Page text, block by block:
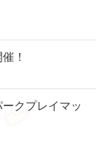
！
クプレイマッ